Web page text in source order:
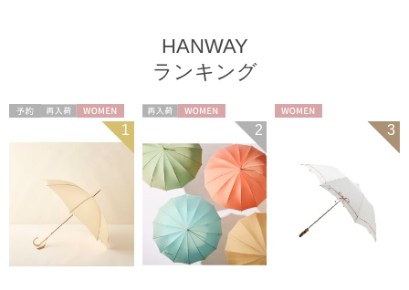
HANWAY
ランキング
WOMEN 1 2 3